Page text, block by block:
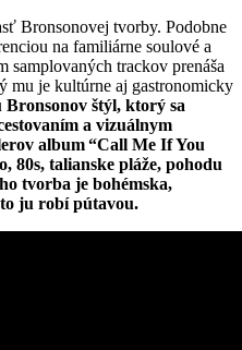
Bronsonovej tvorby. Podobne
na familiárne soulové a
samplovaných trackov prenáša
mu je kultúrne aj gastronomicky
štýl, ktorý sa
a vizuálnym
album “Call Me If You
80s, talianske pláže, pohodu
tvorba je bohémska,
ju robí pútavou.